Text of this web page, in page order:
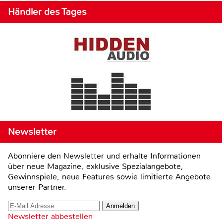
Händler des Tages
Newsletter
Abonniere den Newsletter und erhalte Informationen
über neue Magazine, exklusive Spezialangebote,
Gewinnspiele, neue Features sowie limitierte Angebote
unserer Partner.
Newsletter abbestellen